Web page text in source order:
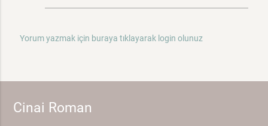
Yorum yazmak için buraya tıklayarak login olunuz
Cinai Roman